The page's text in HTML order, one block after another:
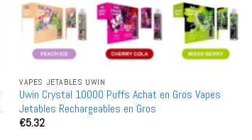
VAPES JETABLES UWIN
Uwin Crystal 10000 Puffs Achat en Gros Vapes
Jetables Rechargeables en Gros
€5.32